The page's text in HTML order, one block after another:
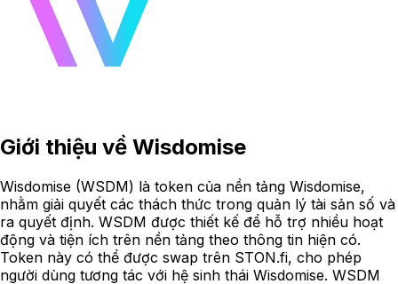
Giới thiệu về Wisdomise
Wisdomise (WSDM) là token của nền tảng Wisdomise,
nhằm giải quyết các thách thức trong quản lý tài sản số và
ra quyết định. WSDM được thiết kế để hỗ trợ nhiều hoạt
động và tiện ích trên nền tảng theo thông tin hiện có.
Token này có thể được swap trên STON.fi, cho phép
người dùng tương tác với hệ sinh thái Wisdomise. WSDM